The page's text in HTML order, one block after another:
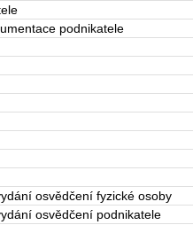
podnikatele
osvědčení fyzické osoby
osvědčení podnikatele